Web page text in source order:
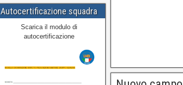
Autocertificazione squadra
Scarica il modulo di
autocertificazione